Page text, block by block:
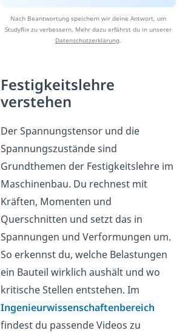
Nach Beantwortung speichern wir deine Antwort, um
Studyflix zu verbessern. Mehr dazu erfährst du in unserer
Datenschutzerklärung.
Festigkeitslehre
verstehen
Der Spannungstensor und die
Spannungszustände sind
Grundthemen der Festigkeitslehre im
Maschinenbau. Du rechnest mit
Kräften, Momenten und
Querschnitten und setzt das in
Spannungen und Verformungen um.
So erkennst du, welche Belastungen
ein Bauteil wirklich aushält und wo
kritische Stellen entstehen. Im
Ingenieurwissenschaftenbereich
findest du passende Videos zu